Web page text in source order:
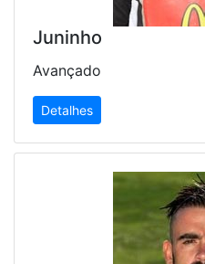
Juninho
Avançado
Detalhes